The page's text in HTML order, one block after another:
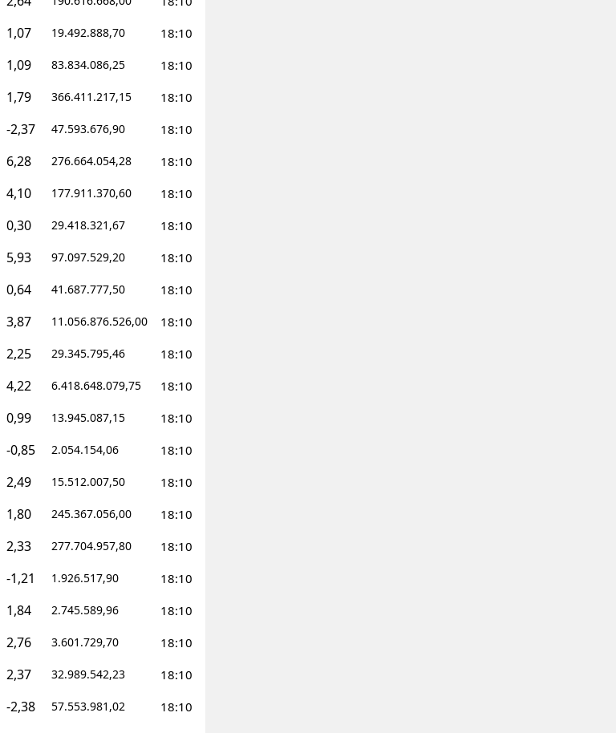
1,07 19.492.888,70 18:10
1,09 83.834.086,25 18:10
1,79 366.411.217,15 18:10
-2,37 47.593.676,90 18:10
6,28 276.664.054,28 18:10
4,10 177.911.370,60 18:10
0,30 29.418.321,67 18:10
5,93 97.097.529,20 18:10
0,64 41.687.777,50 18:10
3,87 11.056.876.526,00 18:10
2,25 29.345.795,46 18:10
4,22 6.418.648.079,75 18:10
0,99 13.945.087,15 18:10
-0,85 2.054.154,06 18:10
2,49 15.512.007,50 18:10
1,80 245.367.056,00 18:10
2,33 277.704.957,80 18:10
-1,21 1.926.517,90 18:10
1,84 2.745.589,96 18:10
2,76 3.601.729,70 18:10
2,37 32.989.542,23 18:10
-2,38 57.553.981,02 18:10